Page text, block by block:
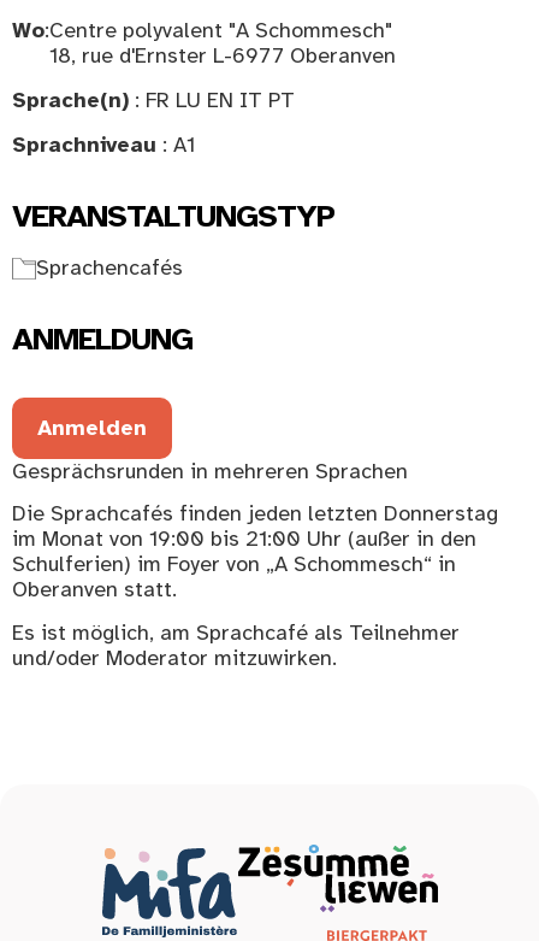
Wo:Centre polyvalent "A Schommesch"
18, rue d'Ernster L-6977 Oberanven
Sprache(n) : FR LU EN IT PT
Sprachniveau : A1
VERANSTALTUNGSTYP
Sprachencafés
ANMELDUNG
Anmelden
Gesprächsrunden in mehreren Sprachen
Die Sprachcafés finden jeden letzten Donnerstag
im Monat von 19:00 bis 21:00 Uhr (außer in den
Schulferien) im Foyer von „A Schommesch“ in
Oberanven statt.
Es ist möglich, am Sprachcafé als Teilnehmer
und/oder Moderator mitzuwirken.